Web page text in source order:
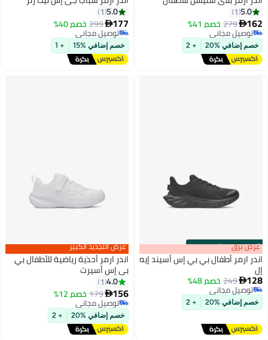
5.0
1
162
279 خصم 41%
توصيل مجاني
توصيل مجاني
خصم إضافي %20 + 2
5.0
1
177
299 خصم 40%
توصيل مجاني
توصيل مجاني
خصم إضافي %15 + 1
00m:00s
·باقي 100% عرض برق
اندر ارمر أطفال بي بي إس أسيند إيه
إل
128
249 خصم 48%
توصيل مجاني
توصيل مجاني
خصم إضافي %20 + 2
2
عرض التجديد الكبير
اندر ارمر أحذية رياضية للأطفال بي
بي إس أسيرت
4.0
1
156
179 خصم 12%
توصيل مجاني
توصيل مجاني
خصم إضافي %20 + 2